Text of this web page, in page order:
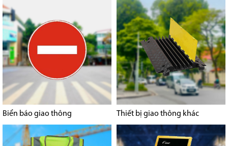
Biển báo giao thông Thiết bị giao thông khác